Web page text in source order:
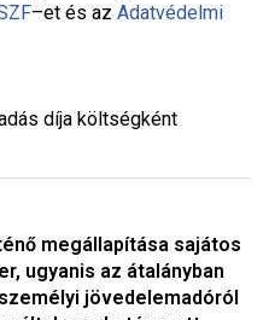
–et és az Adatvédelmi
díja költségként
megállapítása sajátos
ugyanis az átalányban
jövedelemadóról